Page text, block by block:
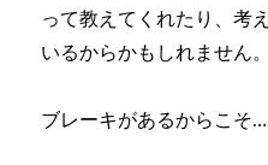
って教えてくれたり、考
いるからかもしれません。
ブレーキがあるからこそ…